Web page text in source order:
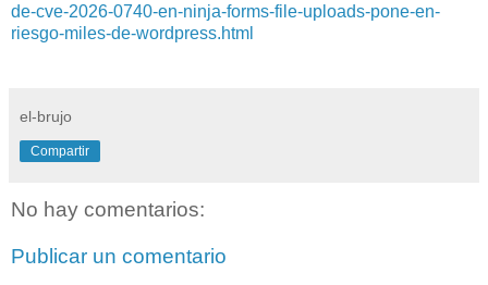
de-cve-2026-0740-en-ninja-forms-file-uploads-pone-en-
riesgo-miles-de-wordpress.html
el-brujo
Compartir
No hay comentarios:
Publicar un comentario